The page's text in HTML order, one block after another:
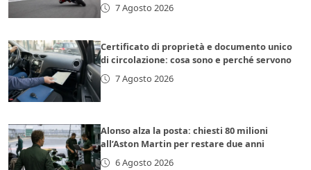
7 Agosto 2026
Certificato di proprietà e documento unico
di circolazione: cosa sono e perché servono
7 Agosto 2026
Alonso alza la posta: chiesti 80 milioni
all’Aston Martin per restare due anni
6 Agosto 2026